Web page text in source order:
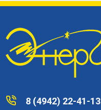
8 (4942) 22-41-13